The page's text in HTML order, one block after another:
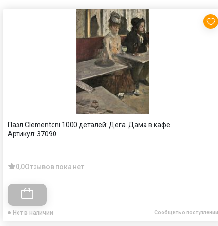
Пазл Clementoni 1000 деталей: Дега. Дама в кафе
Артикул: 37090
0,0Отзывов пока нет
Нет в наличии Сообщить о поступлении